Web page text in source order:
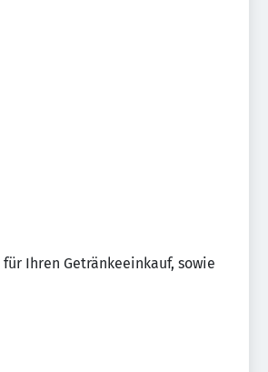
Ihren Getränkeeinkauf, sowie